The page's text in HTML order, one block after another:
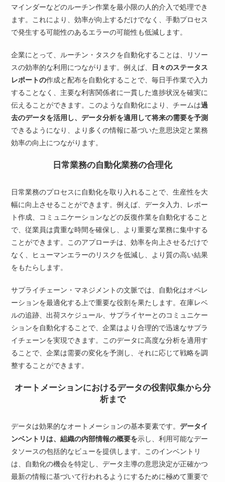
マインダーなどのルーチン作業を最小限の人的介入で処理でき
ます。これにより、効率が向上するだけでなく、手動プロセス
で発生する可能性のあるエラーの可能性も低減します。
企業にとって、ルーチン・タスクを自動化することは、リソー
スの効率的な利用につながります。例えば、 日々のステータス
レポートの作成と配布を自動化することで、毎日手作業で入力
することなく、主要な利害関係者に一貫した進捗状況を確実に
伝えることができます。このような自動化により、チームは過
去のデータを活用し、データ分析を適用して将来の需要を予測
できるようになり、より多くの情報に基づいた意思決定と業務
効率の向上につながります。
日常業務の自動化業務の合理化
日常業務のプロセスに自動化を取り入れることで、生産性を大
幅に向上させることができます。例えば、データ入力、レポー
ト作成、コミュニケーションなどの反復作業を自動化すること
で、従業員は貴重な時間を確保し、より重要な業務に集中する
ことができます。このアプローチは、効率を向上させるだけで
なく、ヒューマンエラーのリスクを低減し、より質の高い結果
をもたらします。
サプライチェーン・マネジメントの文脈では、自動化はオペレ
ーションを最適化する上で重要な役割を果たします。在庫レベ
ルの追跡、出荷スケジュール、サプライヤーとのコミュニケー
ションを自動化することで、企業はより合理的で迅速なサプラ
イチェーンを実現できます。このデータに高度な分析を適用す
ることで、企業は需要の変化を予測し、それに応じて戦略を調
整することができます。
オートメーションにおけるデータの役割収集から分
析まで
データは効果的なオートメーションの基本要素です。データイ
ンベントリは、組織の内部情報の概要を示し、利用可能なデー
タソースの包括的なビューを提供します。このインベントリ
は、自動化の機会を特定し、データ主導の意思決定が正確かつ
最新の情報に基づいて行われるようにするために極めて重要で